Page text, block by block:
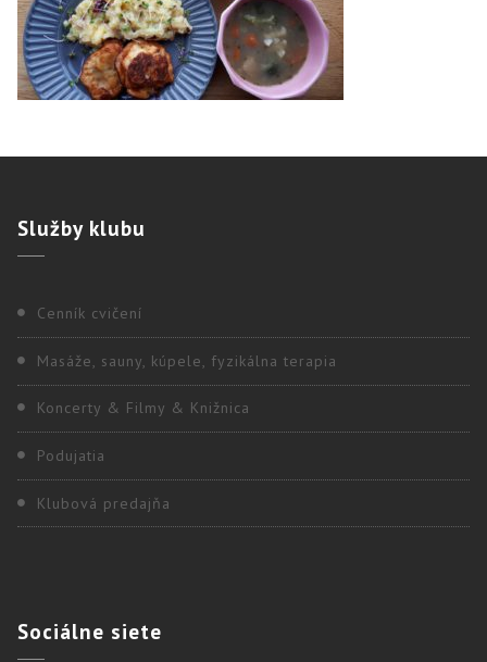
Službyklubu
Cenník cvičení
Masáže, sauny, kúpele, fyzikálna terapia
Koncerty & Filmy & Knižnica
Podujatia
Klubová predajňa
Sociálne siete